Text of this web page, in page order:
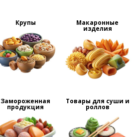
Крупы Макаронные
изделия
Замороженная
продукция
Товары для суши и
роллов